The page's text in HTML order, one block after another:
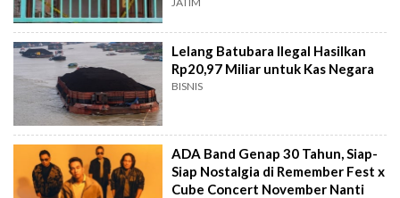
Lelang Batubara Ilegal Hasilkan
Rp20,97 Miliar untuk Kas Negara
BISNIS
ADA Band Genap 30 Tahun, Siap-
Siap Nostalgia di Remember Fest x
Cube Concert November Nanti